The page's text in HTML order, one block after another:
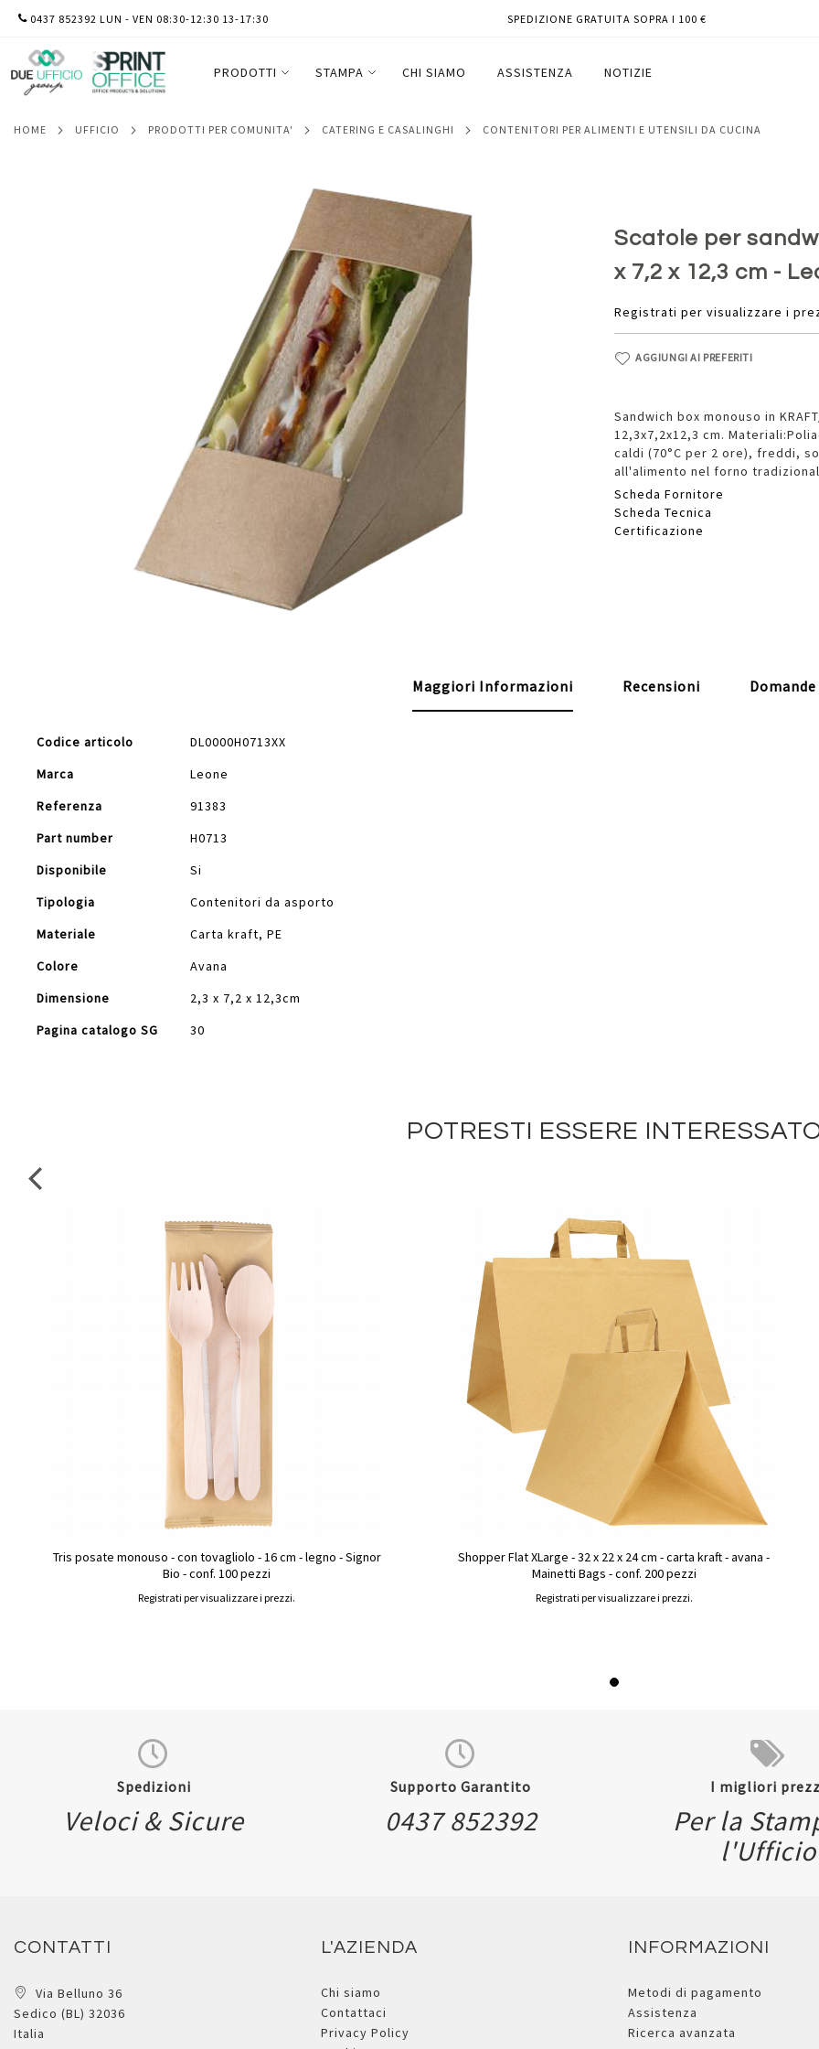
SALTA
CONTENUTO
0437 852392 LUN - VEN 08:30-12:30 13-17:30 SPEDIZIONE GRATUITA SOPRA I 100 €
PRODOTTI STAMPA CHI SIAMO ASSISTENZA NOTIZIE
HOME UFFICIO PRODOTTI PER COMUNITA' CATERING E CASALINGHI CONTENITORI PER ALIMENTI E UTENSILI DA CUCINA
Scatole per
x 7,2 x 12,3 cm -
Registrati per visualizzare i
AGGIUNGI AI PREFERITI
Sandwich box monouso in
12,3x7,2x12,3 cm.
caldi (70°C per 2 ore), freddi,
all'alimento nel forno
Scheda Fornitore
Scheda Tecnica
Certificazione
immagini
Maggiori Informazioni
Maggiori
Codice articolo
DL0000H0713XX
Marca
Leone
Referenza
91383
Part number
H0713
Disponibile
Si
Tipologia
Contenitori da asporto
Materiale
Carta kraft, PE
Colore
Avana
Dimensione
2,3 x 7,2 x 12,3cm
Pagina catalogo SG
30
Recensioni Domande
POTRESTI ESSERE
Tris posate monouso - con tovagliolo - 16 cm - legno - Signor
Bio - conf. 100 pezzi
Registrati per visualizzare i prezzi.
Shopper Flat XLarge - 32 x 22 x 24 cm - carta kraft - avana -
Mainetti Bags - conf. 200 pezzi
Registrati per visualizzare i prezzi.
Spedizioni
Veloci & Sicure
Supporto Garantito
0437 852392
I migliori
Per la
l'Ufficio
CONTATTI
Via Belluno 36
Sedico (BL) 32036
Italia
L'AZIENDA
Chi siamo
Contattaci
Privacy Policy
INFORMAZIONI
Metodi di pagamento
Assistenza
Ricerca avanzata
Scatole per sandwich Street Food in carta kraft - 12,3 x 7,2 x 12,3 cm - Leone -
conf. 100 pezzi